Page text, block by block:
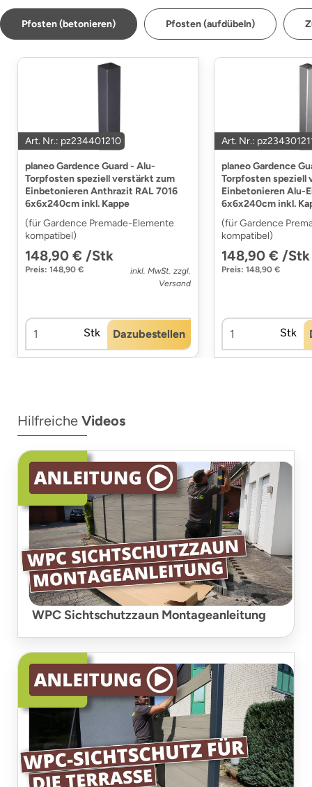
Pfosten (betonieren) Pfosten (aufdübeln)
Art. Nr.: pz234401210
planeo Gardence Guard - Alu-
Torpfosten speziell verstärkt zum
Einbetonieren Anthrazit RAL 7016
6x6x240cm inkl. Kappe
(für Gardence Premade-Elemente
kompatibel)
148,90 € /Stk
Preis: 148,90 €
inkl. MwSt. zzgl.
Versand
Stk Dazubestellen
Art. Nr.:
planeo Gardence
Torpfosten speziell
Einbetonieren Alu-
6x6x240cm inkl.
(für Gardence
kompatibel)
148,90 € /Stk
Preis: 148,90 €
Stk
Hilfreiche Videos
WPC Sichtschutzzaun Montageanleitung